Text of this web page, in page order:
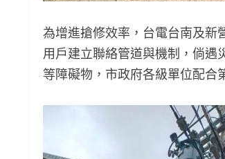
為增進搶修效率，台電台南及新
用戶建立聯絡管道與機制，倘遇
等障礙物，市政府各級單位配合